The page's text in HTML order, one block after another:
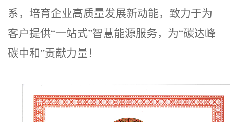
系，培育企业高质量发展新动能，致力于为
客户提供“一站式”智慧能源服务，为“碳达峰
碳中和”贡献力量！